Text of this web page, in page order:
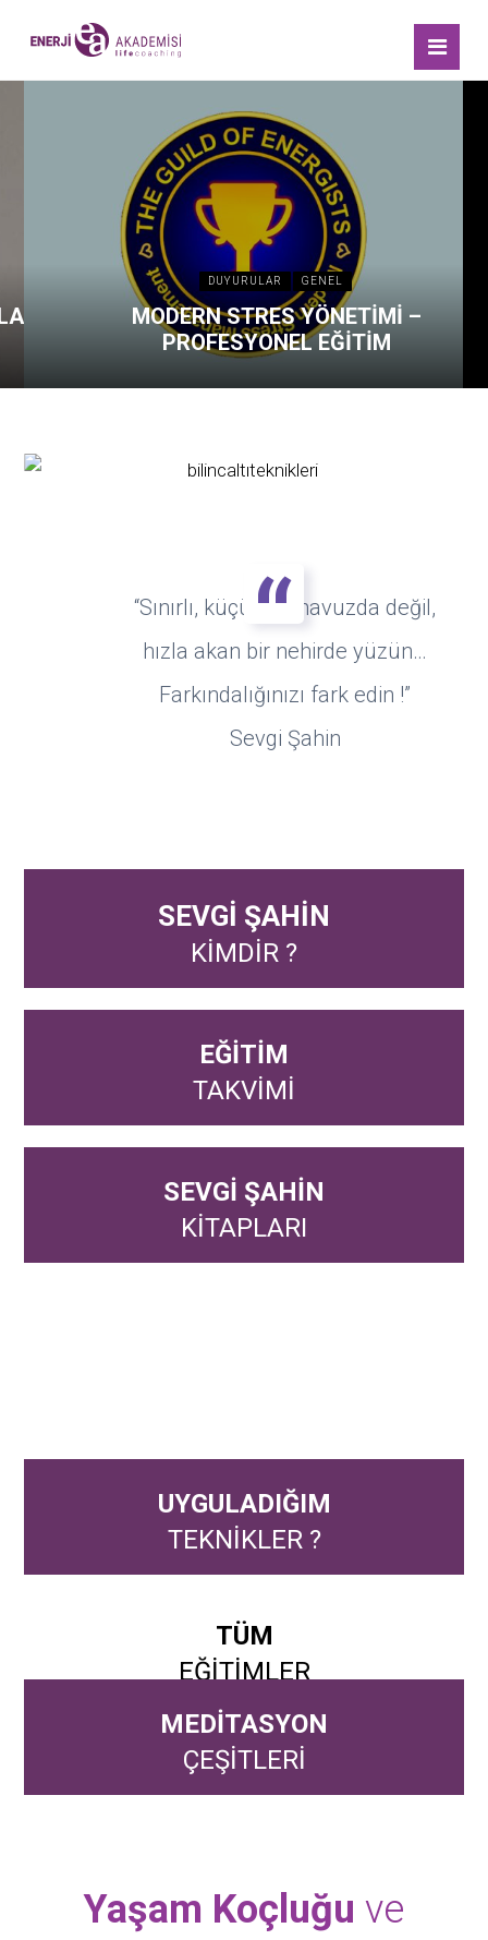
DUYURULAR GENEL
MODERN STRES YÖNETİMİ –
PROFESYONEL EĞİTİM
“Sınırlı, küçük bir havuzda değil,
hızla akan bir nehirde yüzün…
Farkındalığınızı fark edin !”
Sevgi Şahin
SEVGİ ŞAHİN
KİMDİR ?
EĞİTİM
TAKVİMİ
SEVGİ ŞAHİN
KİTAPLARI
UYGULADIĞIM
TEKNİKLER ?
TÜM
EĞİTİMLER
MEDİTASYON
ÇEŞİTLERİ
Yaşam Koçluğu ve